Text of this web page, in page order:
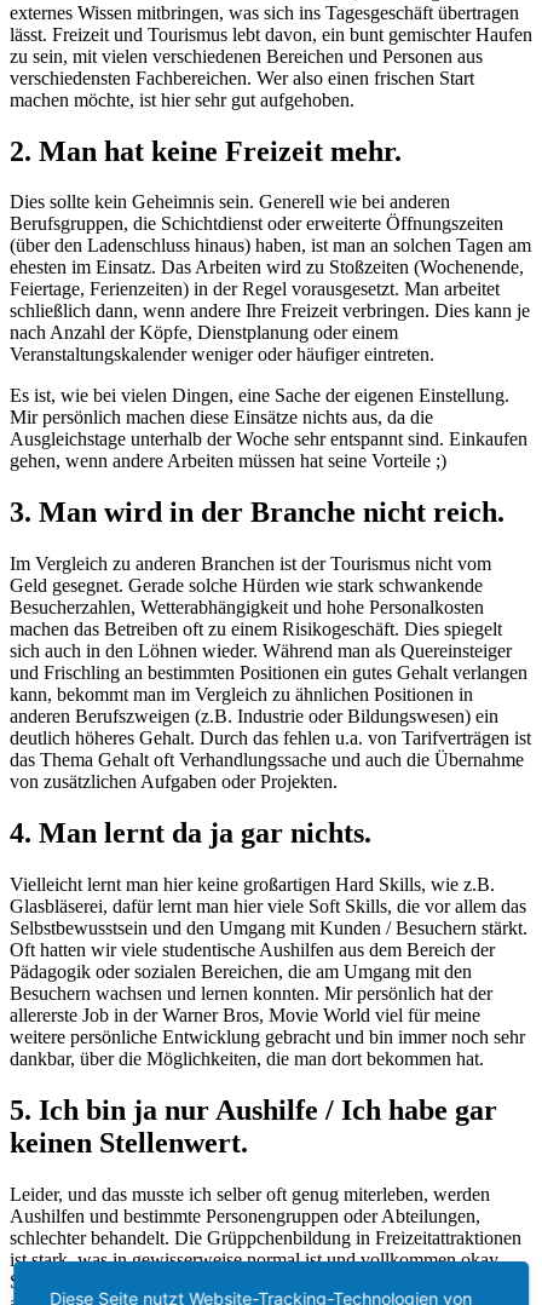
externes Wissen mitbringen, was sich ins Tagesgeschäft übertragen
lässt. Freizeit und Tourismus lebt davon, ein bunt gemischter Haufen
zu sein, mit vielen verschiedenen Bereichen und Personen aus
verschiedensten Fachbereichen. Wer also einen frischen Start
machen möchte, ist hier sehr gut aufgehoben.
2. Man hat keine Freizeit mehr.
Dies sollte kein Geheimnis sein. Generell wie bei anderen
Berufsgruppen, die Schichtdienst oder erweiterte Öffnungszeiten
(über den Ladenschluss hinaus) haben, ist man an solchen Tagen am
ehesten im Einsatz. Das Arbeiten wird zu Stoßzeiten (Wochenende,
Feiertage, Ferienzeiten) in der Regel vorausgesetzt. Man arbeitet
schließlich dann, wenn andere Ihre Freizeit verbringen. Dies kann je
nach Anzahl der Köpfe, Dienstplanung oder einem
Veranstaltungskalender weniger oder häufiger eintreten.
Es ist, wie bei vielen Dingen, eine Sache der eigenen Einstellung.
Mir persönlich machen diese Einsätze nichts aus, da die
Ausgleichstage unterhalb der Woche sehr entspannt sind. Einkaufen
gehen, wenn andere Arbeiten müssen hat seine Vorteile ;)
3. Man wird in der Branche nicht reich.
Im Vergleich zu anderen Branchen ist der Tourismus nicht vom
Geld gesegnet. Gerade solche Hürden wie stark schwankende
Besucherzahlen, Wetterabhängigkeit und hohe Personalkosten
machen das Betreiben oft zu einem Risikogeschäft. Dies spiegelt
sich auch in den Löhnen wieder. Während man als Quereinsteiger
und Frischling an bestimmten Positionen ein gutes Gehalt verlangen
kann, bekommt man im Vergleich zu ähnlichen Positionen in
anderen Berufszweigen (z.B. Industrie oder Bildungswesen) ein
deutlich höheres Gehalt. Durch das fehlen u.a. von Tarifverträgen ist
das Thema Gehalt oft Verhandlungssache und auch die Übernahme
von zusätzlichen Aufgaben oder Projekten.
4. Man lernt da ja gar nichts.
Vielleicht lernt man hier keine großartigen Hard Skills, wie z.B.
Glasbläserei, dafür lernt man hier viele Soft Skills, die vor allem das
Selbstbewusstsein und den Umgang mit Kunden / Besuchern stärkt.
Oft hatten wir viele studentische Aushilfen aus dem Bereich der
Pädagogik oder sozialen Bereichen, die am Umgang mit den
Besuchern wachsen und lernen konnten. Mir persönlich hat der
allererste Job in der Warner Bros, Movie World viel für meine
weitere persönliche Entwicklung gebracht und bin immer noch sehr
dankbar, über die Möglichkeiten, die man dort bekommen hat.
5. Ich bin ja nur Aushilfe / Ich habe gar
keinen Stellenwert.
Leider, und das musste ich selber oft genug miterleben, werden
Aushilfen und bestimmte Personengruppen oder Abteilungen,
schlechter behandelt. Die Grüppchenbildung in Freizeitattraktionen
ist stark, was in gewisserweise normal ist und vollkommen okay.
Schlimm wird es jedoch, wenn man Gruppen untereinander
Diese Seite nutzt Website-Tracking-Technologien von